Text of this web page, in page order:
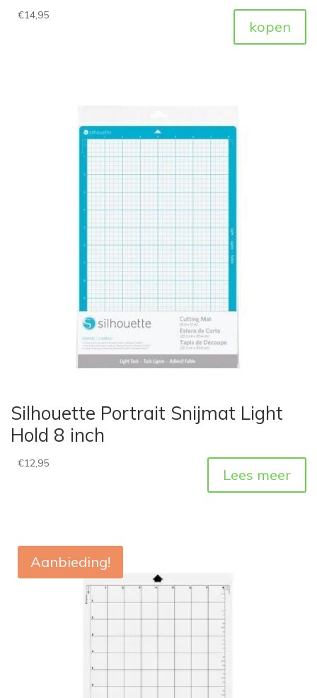
€14,95
kopen
Silhouette Portrait Snijmat Light
Hold 8 inch
€12,95
Lees meer
Aanbieding!